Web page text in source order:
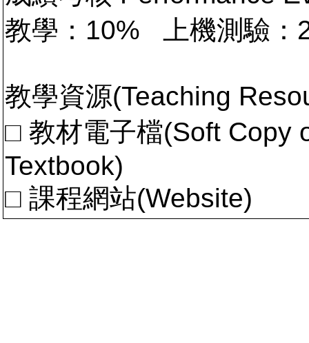
教學：10% 上機測驗
教學資源(Teaching
□ 教材電子檔(Soft Copy
Textbook)
□ 課程網站(Website)